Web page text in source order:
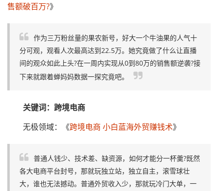
售额破百万?》
作为三万粉丝量的果农新号，好大一个牛油果的人气十
分可观，观看人次最高达到22.5万。她究竟做了什么让直播
间的观众如此上头?在一周内实现从0到80万的销售额逆袭?接
下来就跟着蝉妈妈数据一探究竟吧。
关键词：跨境电商
无极领域：《跨境电商 小白蓝海外贸赚钱术》
普通人钱少、技术差、缺资源，如何才能分一杯羹?既然
各大电商平台封号，那就玩独立站，独立自主，滚雪球壮
大，谁也无法撼动。普通外贸收入少，那就玩冷门大单，一